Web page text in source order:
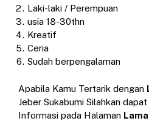
Laki-laki / Perempuan
usia 18-30thn
Kreatif
Ceria
Sudah berpengalaman
Apabila Kamu Tertarik dengan
Jeber Sukabumi Silahkan
Informasi pada Halaman